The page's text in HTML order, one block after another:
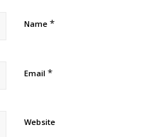
Name *
Email *
Website